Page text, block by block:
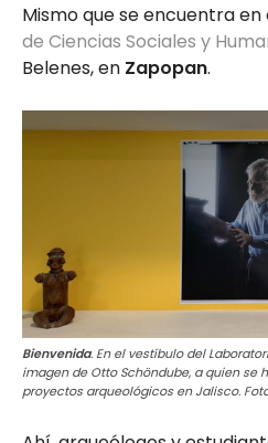
Mismo que se encuentra en
de Ciencias Sociales y
Belenes, en Zapopan.
Bienvenida. En el vestíbulo del
imagen de Otto Schöndube, a quien se
proyectos arqueológicos en Jalisco.